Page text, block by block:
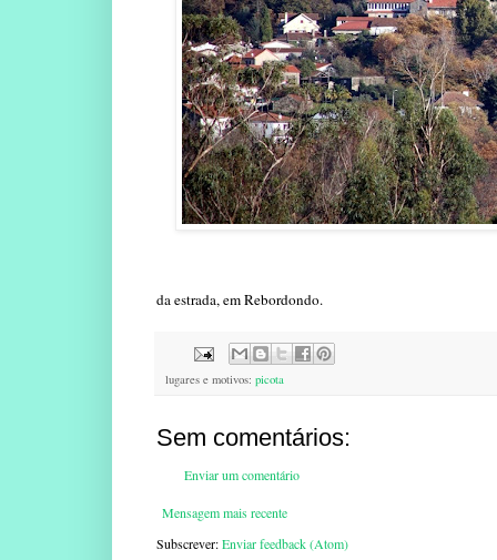
da estrada, em Rebordondo.
lugares e motivos: picota
Sem comentários:
Enviar um comentário
Mensagem mais recente
Subscrever:Enviar feedback (Atom)